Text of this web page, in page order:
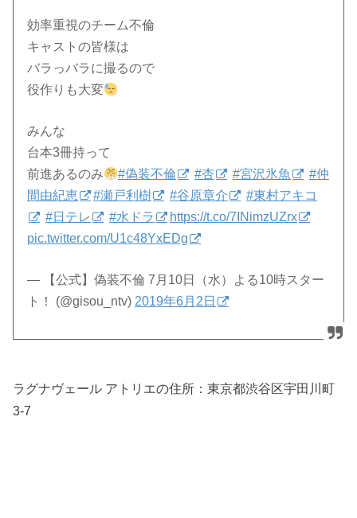
効率重視のチーム不倫
キャストの皆様は
バラっバラに撮るので
役作りも大変
みんな
台本3冊持って
前進あるのみ
#偽装不倫 #杏 #宮沢氷魚
#仲
間由紀恵
#瀬戸利樹 #谷原章介
#東村アキコ
#日テレ
#水ドラ
https://t.co/7INimzUZrx
pic.twitter.com/U1c48YxEDg
— 【公式】偽装不倫 7月10日（水）よる10時スター
ト！ (@gisou_ntv) 2019年6月2日
ラグナヴェール アトリエの住所：東京都渋谷区宇田川町
3-7